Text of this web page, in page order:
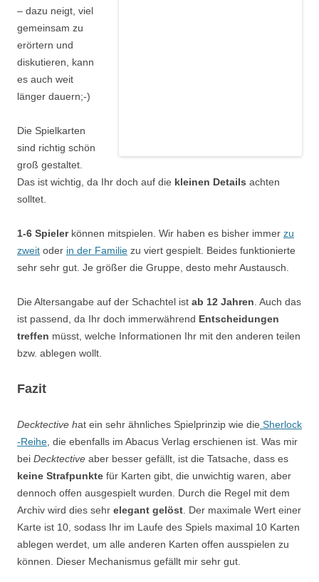
– dazu neigt, viel
gemeinsam zu
erörtern und
diskutieren, kann
es auch weit
länger dauern;-)
Die Spielkarten
sind richtig schön
groß gestaltet.
Das ist wichtig, da Ihr doch auf die kleinen Details achten
solltet.
1-6 Spielerkönnen mitspielen. Wir haben es bisher immer zu
zweit oder in der Familie zu viert gespielt. Beides funktionierte
sehr sehr gut. Je größer die Gruppe, desto mehr Austausch.
Die Altersangabe auf der Schachtel ist ab 12 Jahren . Auch das
ist passend, da Ihr doch immerwährend Entscheidungen
treffen müsst, welche Informationen Ihr mit den anderen teilen
bzw. ablegen wollt.
Fazit
Decktective hat ein sehr ähnliches Spielprinzip wie die Sherlock
-Reihe , die ebenfalls im Abacus Verlag erschienen ist. Was mir
bei Decktective aber besser gefällt, ist die Tatsache, dass es
keine Strafpunkte für Karten gibt, die unwichtig waren, aber
dennoch offen ausgespielt wurden. Durch die Regel mit dem
Archiv wird dies sehr elegant gelöst . Der maximale Wert einer
Karte ist 10, sodass Ihr im Laufe des Spiels maximal 10 Karten
ablegen werdet, um alle anderen Karten offen ausspielen zu
können. Dieser Mechanismus gefällt mir sehr gut.